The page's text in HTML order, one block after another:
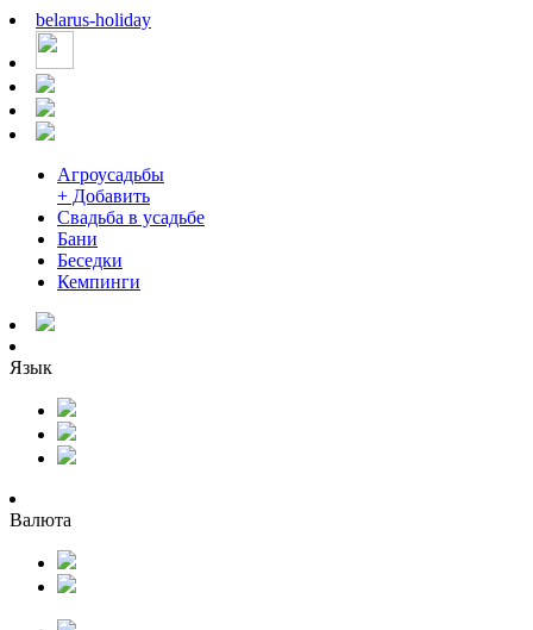
belarus-holiday
Агроусадьбы
+ Добавить
Свадьба в усадьбе
Бани
Беседки
Кемпинги
Язык
Валюта